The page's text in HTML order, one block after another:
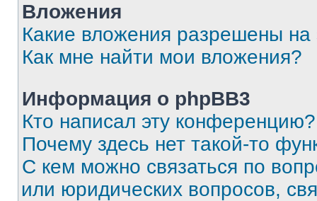
Вложения
Какие вложения разрешены
Как мне найти мои вложения?
Информация о phpBB3
Кто написал эту конференцию?
Почему здесь нет такой-то
С кем можно связаться по
или юридических вопросов,